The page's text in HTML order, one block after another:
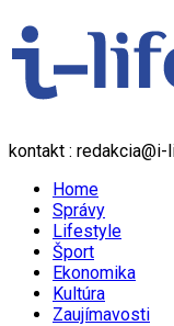
kontakt :
Home
Správy
Lifestyle
Šport
Ekonomika
Kultúra
Zaujímavosti